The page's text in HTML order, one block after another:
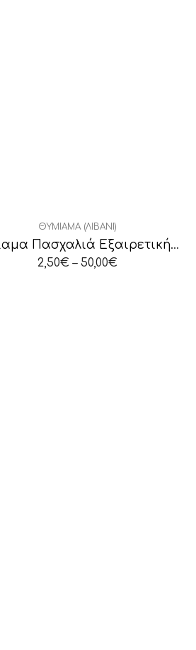
ΘΥΜΊΑΜΑ (ΛΙΒΆΝΙ)
Θυμίαμα Πασχαλιά Εξαιρετικής Ποιότητας
2,50€ – 50,00€